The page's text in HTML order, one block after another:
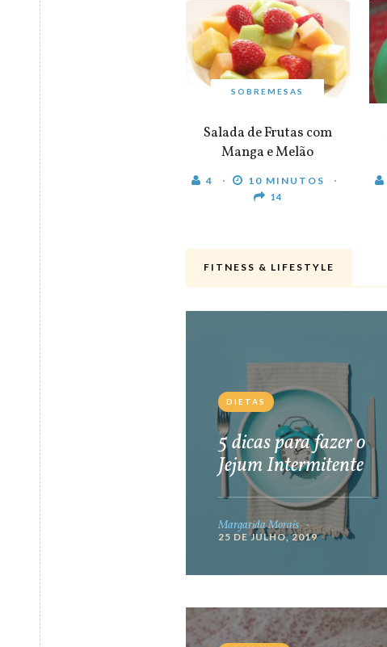
SOBREMESAS
Salada de Frutas com
Manga e Melão
4 10 MINUTOS
14
FITNESS & LIFESTYLE
DIETAS
5 dicas para fazer o
Jejum Intermitente
Margarida Morais
25 DE JULHO, 2019